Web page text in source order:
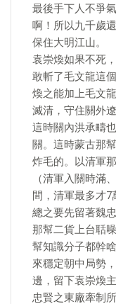
最後手下人不爭
啊！所以九千歲
保住大明江山。
袁崇煥如果不死
敢斬了毛文龍這
煥之能加上毛文
滅清，守住關外
這時關內洪承疇
關。這時蒙古那
炸毛的。以清軍
（清軍入關時滿
間，清軍最多才7
總之要先留著魏
那幫二貨上台聒
幫知識分子都幹
來穩定朝中局勢
邊，留下袁崇煥
忠賢之東廠牽制